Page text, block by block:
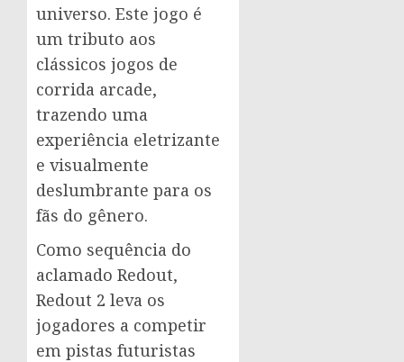
universo. Este jogo é
um tributo aos
clássicos jogos de
corrida arcade,
trazendo uma
experiência eletrizante
e visualmente
deslumbrante para os
fãs do gênero.
Como sequência do
aclamado Redout,
Redout 2 leva os
jogadores a competir
em pistas futuristas